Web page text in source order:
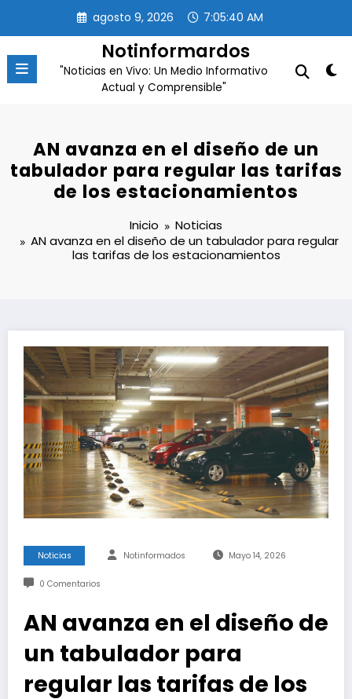
contenido
agosto 9, 2026 7:05:41 AM
Notinformardos
"Noticias en Vivo: Un Medio Informativo
Actual y Comprensible"
AN avanza en el diseño de un
tabulador para regular las tarifas
de los estacionamientos
Inicio
Noticias
AN avanza en el diseño de un tabulador para regular
las tarifas de los estacionamientos
Noticias Notinformados Mayo 14, 2026
0 Comentarios
AN avanza en el diseño de
un tabulador para
regular las tarifas de los